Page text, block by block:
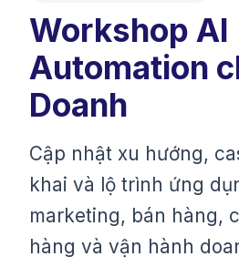
Workshop AI
Automation
Doanh
Cập nhật xu hướng,
khai và lộ trình ứng
marketing, bán hàng,
hàng và vận hành